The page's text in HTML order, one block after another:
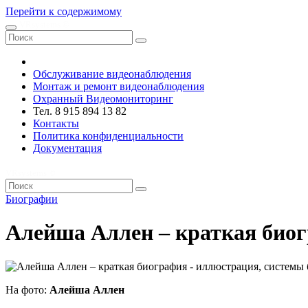
Перейти к содержимому
Обслуживание видеонаблюдения
Монтаж и ремонт видеонаблюдения
Охранный Видеомониторинг
Тел. 8 915 894 13 82
Контакты
Политика конфиденциальности
Документация
Биографии
Алейша Аллен – краткая
На фото: Алейша Аллен